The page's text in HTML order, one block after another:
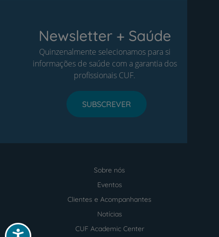
Acessibilidade
Newsletter + Saúde
Quinzenalmente selecionamos para si
informações de saúde com a garantia dos
profissionais CUF.
SUBSCREVER
Sobre nós
Eventos
Clientes e Acompanhantes
Notícias
CUF Academic Center